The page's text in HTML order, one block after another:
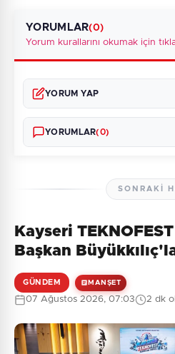
YORUMLAR(0)
Yorum kurallarını okumak için
YORUM YAP
Güvenlik
7 + 1 = ?
YORUMLAR(0)
Henüz yorum yapılmamış.
SONRAKI
Kayseri
Başkan
GÜNDEM MANŞET
07 Ağustos 2026, 07:03 2 dk